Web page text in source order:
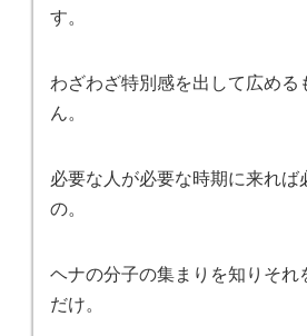
す。
わざわざ特別感を出して広める
ん。
必要な人が必要な時期に来れば
の。
ヘナの分子の集まりを知りそれ
だけ。